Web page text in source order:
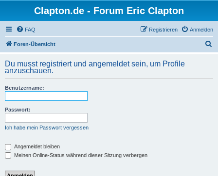
Clapton.de - Forum Eric Clapton
FAQ Anmelden
Registrieren
Foren-Übersicht
h
Du musst registriert und angemeldet sein, um Profile
anzuschauen.
Benutzername:
Passwort:
Ich habe mein Passwort vergessen
Angemeldet bleiben
Meinen Online-Status während dieser Sitzung verbergen